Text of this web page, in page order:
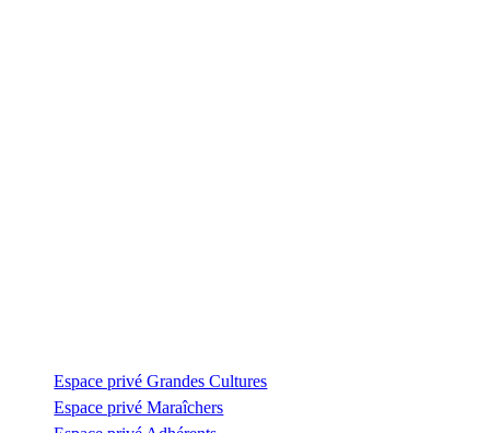
Espace privé Grandes Cultures
Espace privé Maraîchers